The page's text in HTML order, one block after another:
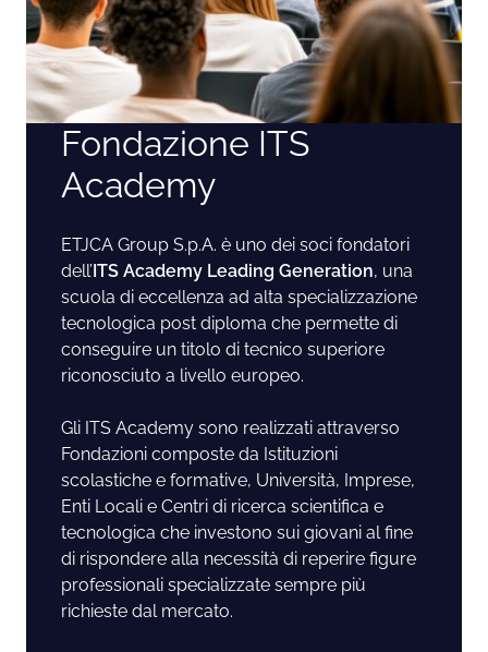
Fondazione ITS
Academy
ETJCA Group S.p.A. è uno dei soci fondatori
dell’ITS Academy Leading Generation, una
scuola di eccellenza ad alta specializzazione
tecnologica post diploma che permette di
conseguire un titolo di tecnico superiore
riconosciuto a livello europeo.
Gli ITS Academy sono realizzati attraverso
Fondazioni composte da Istituzioni
scolastiche e formative, Università, Imprese,
Enti Locali e Centri di ricerca scientifica e
tecnologica che investono sui giovani al fine
di rispondere alla necessità di reperire figure
professionali specializzate sempre più
richieste dal mercato.